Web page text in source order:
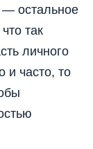
— остальное
так
личного
и часто, то